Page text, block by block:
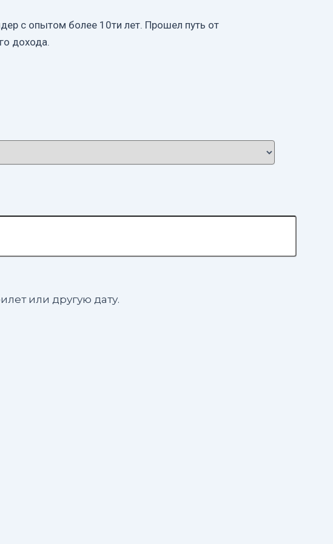
с опытом более 10ти лет. Прошел путь от
дохода.
или другую дату.